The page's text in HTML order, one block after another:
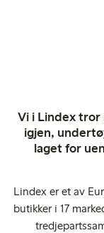
Vi i Lindex
igjen,
laget for
Lindex er et av
butikker i 17